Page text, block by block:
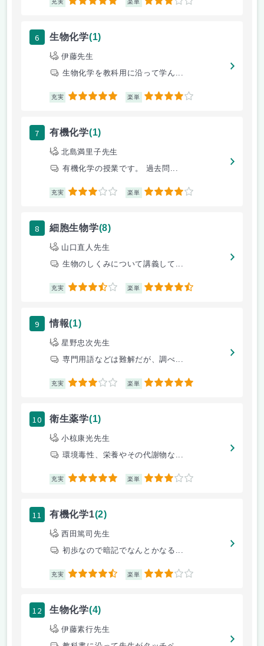
充実 5 楽単 3
6 生物化学(1)
伊藤先生
生物化学を教科用に沿って学ん...
充実 5 楽単 4
7 有機化学(1)
北島満里子先生
有機化学の授業です。 過去問...
充実 3 楽単 4
8 細胞生物学(8)
山口直人先生
生物のしくみについて講義して...
充実 3.5 楽単 4.5
9 情報(1)
星野忠次先生
専門用語などは難解だが、調べ...
充実 3 楽単 5
10 衛生薬学(1)
小椋康光先生
環境毒性、栄養やその代謝物な...
充実 5 楽単 3
11 有機化学1(2)
西田篤司先生
初歩なので暗記でなんとかなる...
充実 4.5 楽単 3
12 生物化学(4)
伊藤素行先生